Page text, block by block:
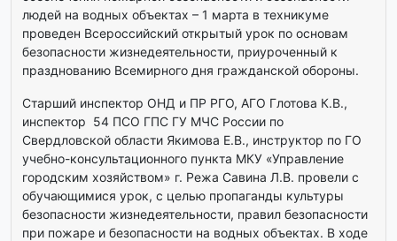
людей на водных объектах – 1 марта в техникуме
проведен Всероссийский открытый урок по основам
безопасности жизнедеятельности, приуроченный к
празднованию Всемирного дня гражданской обороны.
Старший инспектор ОНД и ПР РГО, АГО Глотова К.В.,
инспектор 54 ПСО ГПС ГУ МЧС России по
Свердловской области Якимова Е.В., инструктор по ГО
учебно-консультационного пункта МКУ «Управление
городским хозяйством» г. Режа Савина Л.В. провели с
обучающимися урок, с целью пропаганды культуры
безопасности жизнедеятельности, правил безопасности
при пожаре и безопасности на водных объектах. В ходе